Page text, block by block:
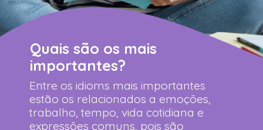
Quais são os mais
importantes?
Entre os idioms mais importantes
estão os relacionados a emoções,
trabalho, tempo, vida cotidiana e
expressões comuns, pois são